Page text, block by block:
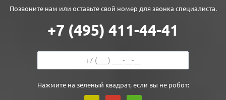
Позвоните нам или оставьте свой номер для звонка специалиста.
+7 (495) 411-44-41
Нажмите на зеленый квадрат, если вы не робот: